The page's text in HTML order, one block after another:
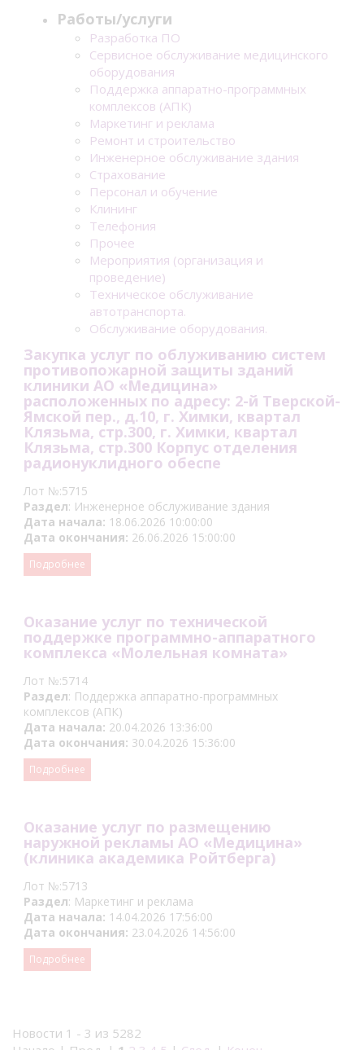
Работы/услуги
Разработка ПО
Сервисное обслуживание медицинского
оборудования
Поддержка аппаратно-программных
комплексов (АПК)
Маркетинг и реклама
Ремонт и строительство
Инженерное обслуживание здания
Страхование
Персонал и обучение
Клининг
Телефония
Прочее
Мероприятия (организация и
проведение)
Техническое обслуживание
автотранспорта.
Обслуживание оборудования.
Закупка услуг по облуживанию систем
противопожарной защиты зданий
клиники АО «Медицина»
расположенных по адресу: 2-й Тверской-
Ямской пер., д.10, г. Химки, квартал
Клязьма, стр.300, г. Химки, квартал
Клязьма, стр.300 Корпус отделения
радионуклидного обеспе
Лот №:5715
Раздел: Инженерное обслуживание здания
Дата начала: 18.06.2026 10:00:00
Дата окончания: 26.06.2026 15:00:00
Подробнее
Оказание услуг по технической
поддержке программно-аппаратного
комплекса «Молельная комната»
Лот №:5714
Раздел: Поддержка аппаратно-программных
комплексов (АПК)
Дата начала: 20.04.2026 13:36:00
Дата окончания: 30.04.2026 15:36:00
Подробнее
Оказание услуг по размещению
наружной рекламы АО «Медицина»
(клиника академика Ройтберга)
Лот №:5713
Раздел: Маркетинг и реклама
Дата начала: 14.04.2026 17:56:00
Дата окончания: 23.04.2026 14:56:00
Подробнее
Новости 1 - 3 из 5282